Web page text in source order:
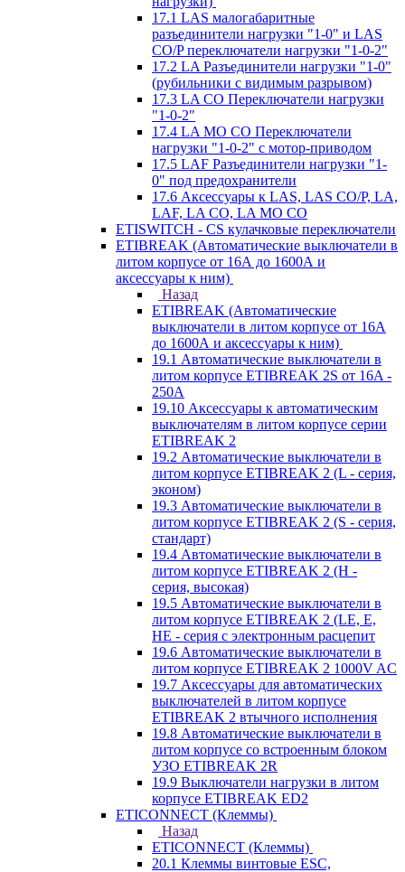
17.1 LAS малогабаритные
разъединители нагрузки "1-0" и LAS
CO/P переключатели нагрузки "1-0-2"
17.2 LA Разъединители нагрузки "1-0"
(рубильники с видимым разрывом)
17.3 LA CO Переключатели нагрузки
"1-0-2"
17.4 LA MO CO Переключатели
нагрузки "1-0-2" с мотор-приводом
17.5 LAF Разъединители нагрузки "1-
0" под предохранители
17.6 Аксессуары к LAS, LAS CO/P, LA,
LAF, LA CO, LA MO CO
ETISWITCH - CS кулачковые переключатели
ETIBREAK (Автоматические выключатели в
литом корпусе от 16А до 1600А и
аксессуары к ним)
Назад
ETIBREAK (Автоматические
выключатели в литом корпусе от 16А
до 1600А и аксессуары к ним)
19.1 Автоматические выключатели в
литом корпусе ETIBREAK 2S от 16A -
250A
19.10 Аксессуары к автоматическим
выключателям в литом корпусе серии
ETIBREAK 2
19.2 Автоматические выключатели в
литом корпусе ETIBREAK 2 (L - серия,
эконом)
19.3 Автоматические выключатели в
литом корпусе ETIBREAK 2 (S - серия,
стандарт)
19.4 Автоматические выключатели в
литом корпусе ETIBREAK 2 (H -
серия, высокая)
19.5 Автоматические выключатели в
литом корпусе ETIBREAK 2 (LE, E,
HE - серия с электронным расцепит
19.6 Автоматические выключатели в
литом корпусе ETIBREAK 2 1000V AC
19.7 Аксессуары для автоматических
выключателей в литом корпусе
ETIBREAK 2 втычного исполнения
19.8 Автоматические выключатели в
литом корпусе со встроенным блоком
УЗО ETIBREAK 2R
19.9 Выключатели нагрузки в литом
корпусе ETIBREAK ED2
ETICONNECT (Клеммы)
Назад
ETICONNECT (Клеммы)
20.1 Клеммы винтовые ESC,